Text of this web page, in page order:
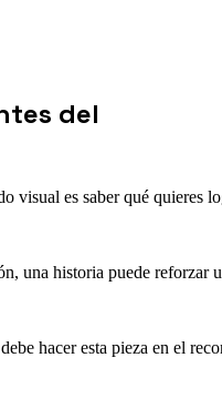
del
visual es saber qué quieres
una historia puede
hacer esta pieza en el